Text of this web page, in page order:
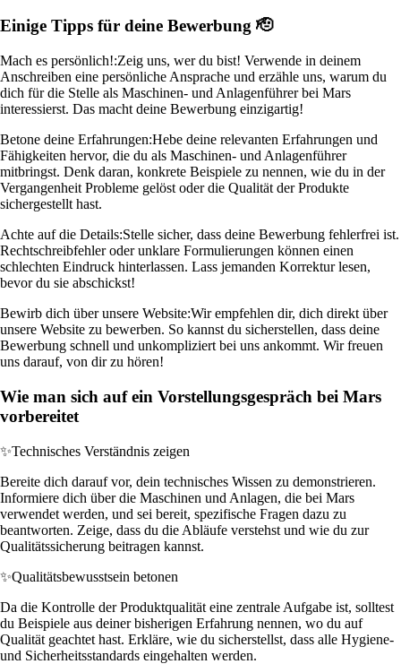
Einige Tipps für deine Bewerbung 🫡
Mach es persönlich!:Zeig uns, wer du bist! Verwende in deinem
Anschreiben eine persönliche Ansprache und erzähle uns, warum du
dich für die Stelle als Maschinen- und Anlagenführer bei Mars
interessierst. Das macht deine Bewerbung einzigartig!
Betone deine Erfahrungen:Hebe deine relevanten Erfahrungen und
Fähigkeiten hervor, die du als Maschinen- und Anlagenführer
mitbringst. Denk daran, konkrete Beispiele zu nennen, wie du in der
Vergangenheit Probleme gelöst oder die Qualität der Produkte
sichergestellt hast.
Achte auf die Details:Stelle sicher, dass deine Bewerbung fehlerfrei ist.
Rechtschreibfehler oder unklare Formulierungen können einen
schlechten Eindruck hinterlassen. Lass jemanden Korrektur lesen,
bevor du sie abschickst!
Bewirb dich über unsere Website:Wir empfehlen dir, dich direkt über
unsere Website zu bewerben. So kannst du sicherstellen, dass deine
Bewerbung schnell und unkompliziert bei uns ankommt. Wir freuen
uns darauf, von dir zu hören!
Wie man sich auf ein Vorstellungsgespräch bei Mars
vorbereitet
✨Technisches Verständnis zeigen
Bereite dich darauf vor, dein technisches Wissen zu demonstrieren.
Informiere dich über die Maschinen und Anlagen, die bei Mars
verwendet werden, und sei bereit, spezifische Fragen dazu zu
beantworten. Zeige, dass du die Abläufe verstehst und wie du zur
Qualitätssicherung beitragen kannst.
✨Qualitätsbewusstsein betonen
Da die Kontrolle der Produktqualität eine zentrale Aufgabe ist, solltest
du Beispiele aus deiner bisherigen Erfahrung nennen, wo du auf
Qualität geachtet hast. Erkläre, wie du sicherstellst, dass alle Hygiene-
und Sicherheitsstandards eingehalten werden.